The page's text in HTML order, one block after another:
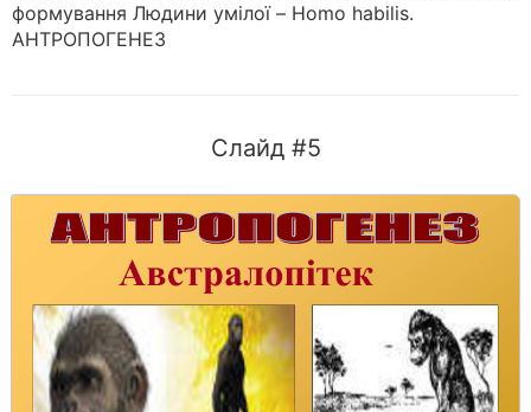
формування Людини умілої – Homo habilis.
АНТРОПОГЕНЕЗ
Слайд #5